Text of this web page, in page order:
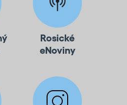
Rosické
eNoviny